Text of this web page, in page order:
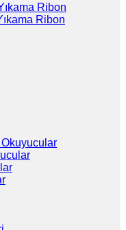
Ribon
Ribon